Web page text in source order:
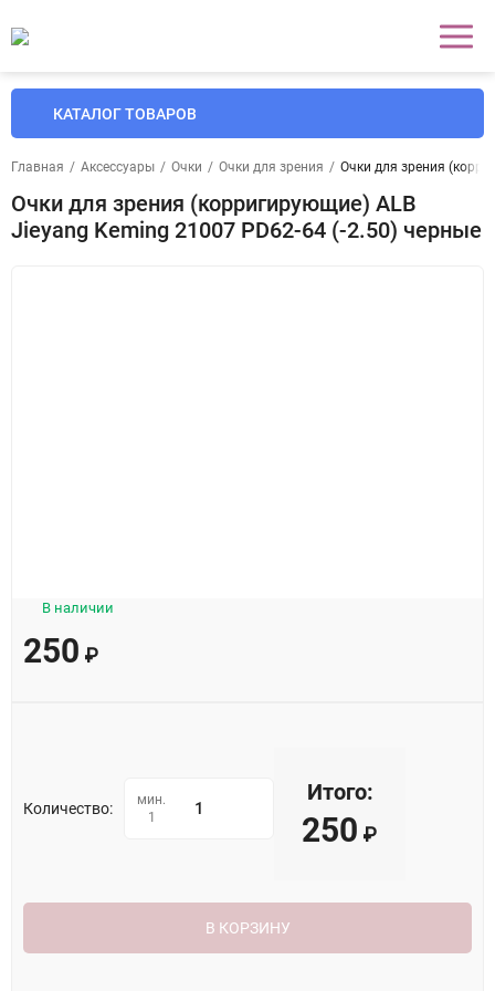
КАТАЛОГ ТОВАРОВ
Главная / Аксессуары / Очки / Очки для зрения / Очки для зрения
Очки для зрения (корригирующие) ALB
Jieyang Keming 21007 PD62-64 (-2.50) черные
В наличии
250 ₽
Количество:
мин.
1
Итого:
250 ₽
В КОРЗИНУ